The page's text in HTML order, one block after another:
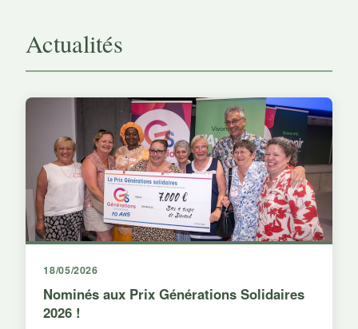
Actualités
18/05/2026
Nominés aux Prix Générations Solidaires
2026 !